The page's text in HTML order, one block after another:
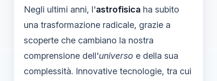
Negli ultimi anni, l'astrofisica ha subito
una trasformazione radicale, grazie a
scoperte che cambiano la nostra
comprensione dell'universo e della sua
complessità. Innovative tecnologie, tra cui